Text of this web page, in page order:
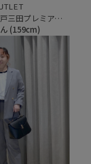
神戸三田プレミアム・アウトレット
(159cm)